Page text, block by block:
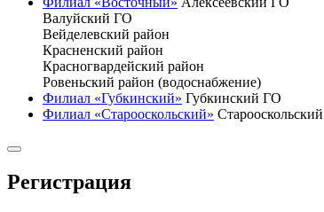
Валуйский ГО
Вейделевский район
Красненский район
Красногвардейский район
Ровеньский район (водоснабжение)
Филиал «Губкинский» Губкинский ГО
Филиал «Старооскольский»
Регистрация